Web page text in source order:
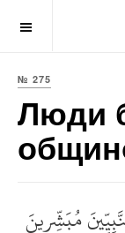
№ 275
Люди
مُبَشِّرِينَ